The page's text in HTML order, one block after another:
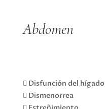
Abdomen
 Disfunción del hígado
 Dismenorrea